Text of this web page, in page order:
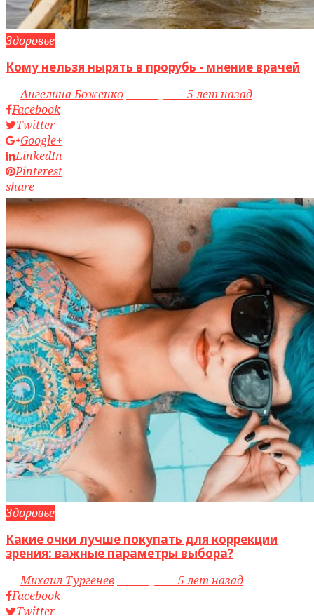
Здоровье
Кому нельзя нырять в прорубь - мнение врачей
byАнгелина Боженко
5 лет назад
Facebook
Twitter
Google+
LinkedIn
Pinterest
share
Здоровье
Какие очки лучше покупать для коррекции
зрения: важные параметры выбора?
byМихаил Тургенев
5 лет назад
Facebook
Twitter